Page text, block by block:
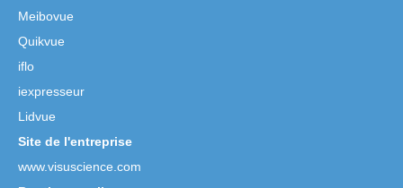
Meibovue
Quikvue
iflo
iexpresseur
Lidvue
Site de l'entreprise
www.visuscience.com